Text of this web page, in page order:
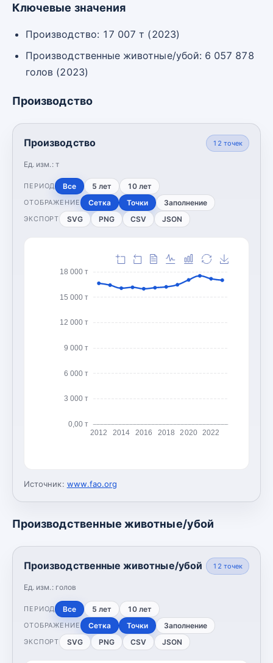
Ключевые значения
Производство: 17 007 т (2023)
Производственные животные/убой: 6 057 878
голов (2023)
Производство
Производство
Ед. изм.: т
12 точек
ПЕРИОД Все 5 лет 10 лет
ОТОБРАЖЕНИЕ Сетка Точки Заполнение
ЭКСПОРТ SVG PNG CSV JSON
0,00 т
3 000 т
6 000 т
9 000 т
12 000 т
15 000 т
18 000 т
2012 2014 2016 2018 2020 2022
Источник: www.fao.org
Производственные животные/убой
Производственные животные/убой
Ед. изм.: голов
12 точек
ПЕРИОД Все 5 лет 10 лет
ОТОБРАЖЕНИЕ Сетка Точки Заполнение
ЭКСПОРТ SVG PNG CSV JSON